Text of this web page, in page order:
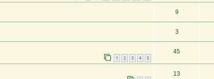
9
3
1 2 3 4 5
45
13